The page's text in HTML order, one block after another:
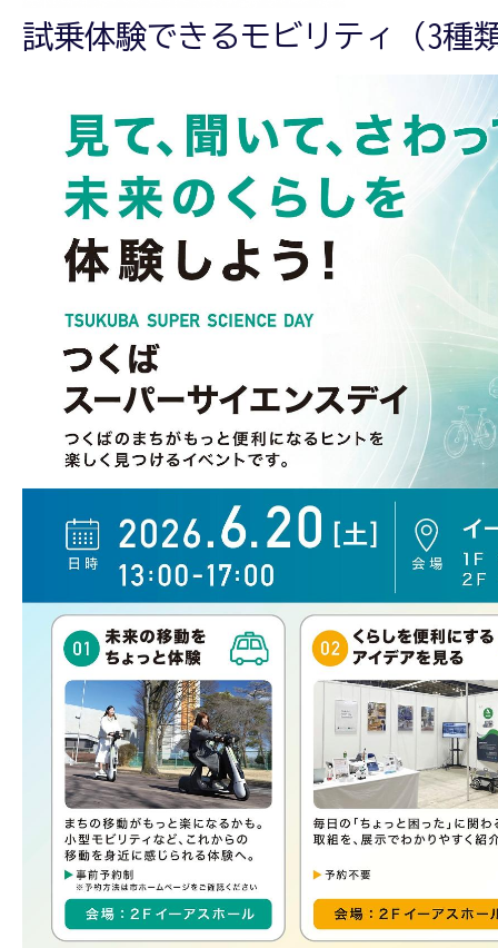
試乗体験できるモビリティ（3種